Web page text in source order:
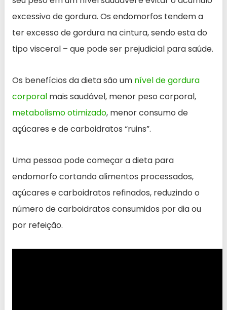
excessivo de gordura. Os endomorfos tendem a
ter excesso de gordura na cintura, sendo esta do
tipo visceral – que pode ser prejudicial para saúde.
Os benefícios da dieta são um nível de gordura
corporal mais saudável, menor peso corporal,
metabolismo otimizado, menor consumo de
açúcares e de carboidratos “ruins”.
Uma pessoa pode começar a dieta para
endomorfo cortando alimentos processados,
açúcares e carboidratos refinados, reduzindo o
número de carboidratos consumidos por dia ou
por refeição.